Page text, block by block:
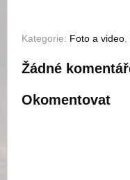
Kategorie: Foto a video
Žádné
Okomentovat